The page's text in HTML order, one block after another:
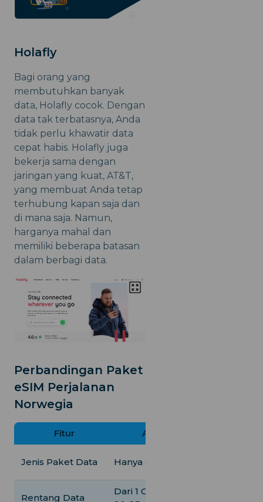
Holafly
Bagi orang yang
membutuhkan banyak
data, Holafly cocok. Dengan
data tak terbatasnya, Anda
tidak perlu khawatir data
cepat habis. Holafly juga
bekerja sama dengan
jaringan yang kuat, AT&T,
yang membuat Anda tetap
terhubung kapan saja dan
di mana saja. Namun,
harganya mahal dan
memiliki beberapa batasan
dalam berbagi data.
Perbandingan Paket
eSIM Perjalanan
Norwegia
Fitur Airalo
Jenis Paket Data Hanya data total
Rentang Data
Dari 1 GB hingga